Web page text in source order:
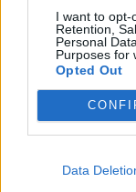
I want to opt-
Retention,
Personal
Purposes for
Opted Out
Data
Capacita
jovens ao